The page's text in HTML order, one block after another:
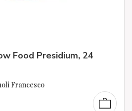
Food Presidium, 24
Francesco